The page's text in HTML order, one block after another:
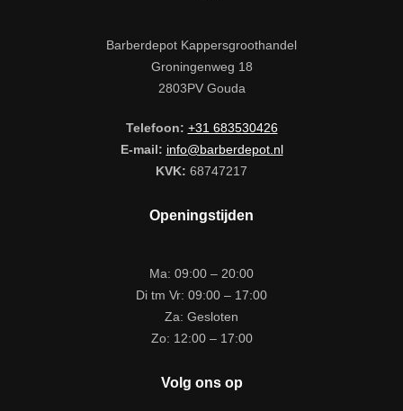
Barberdepot Kappersgroothandel
Groningenweg 18
2803PV Gouda
Telefoon: +31 683530426
E-mail: info@barberdepot.nl
KVK: 68747217
Openingstijden
Ma: 09:00 – 20:00
Di tm Vr: 09:00 – 17:00
Za: Gesloten
Zo: 12:00 – 17:00
Volg ons op